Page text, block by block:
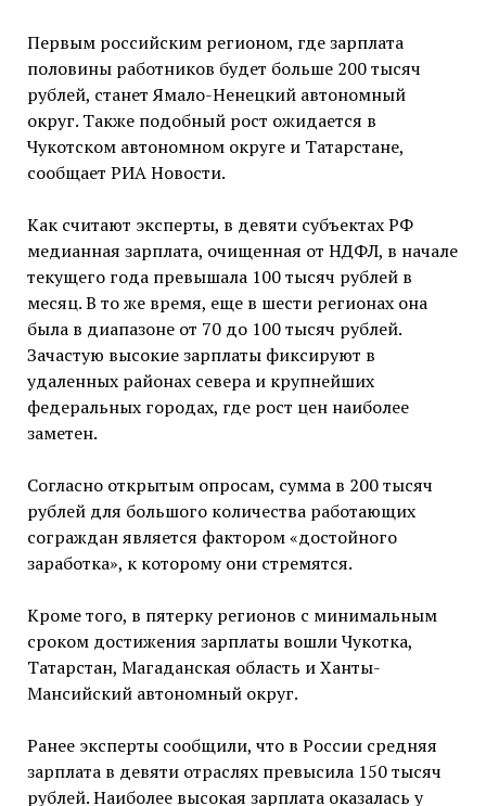
Первым российским регионом, где зарплата
половины работников будет больше 200 тысяч
рублей, станет Ямало-Ненецкий автономный
округ. Также подобный рост ожидается в
Чукотском автономном округе и Татарстане,
сообщает РИА Новости.
Как считают эксперты, в девяти субъектах РФ
медианная зарплата, очищенная от НДФЛ, в начале
текущего года превышала 100 тысяч рублей в
месяц. В то же время, еще в шести регионах она
была в диапазоне от 70 до 100 тысяч рублей.
Зачастую высокие зарплаты фиксируют в
удаленных районах севера и крупнейших
федеральных городах, где рост цен наиболее
заметен.
Согласно открытым опросам, сумма в 200 тысяч
рублей для большого количества работающих
сограждан является фактором «достойного
заработка», к которому они стремятся.
Кроме того, в пятерку регионов с минимальным
сроком достижения зарплаты вошли Чукотка,
Татарстан, Магаданская область и Ханты-
Мансийский автономный округ.
Ранее эксперты сообщили, что в России средняя
зарплата в девяти отраслях превысила 150 тысяч
рублей. Наиболее высокая зарплата оказалась у